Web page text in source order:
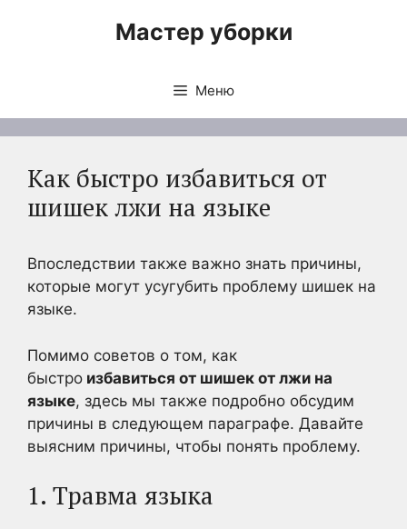
Мастер уборки
Меню
Как быстро избавиться от
шишек лжи на языке
Впоследствии также важно знать причины,
которые могут усугубить проблему шишек на
языке.
Помимо советов о том, как
быстро избавиться от шишек от лжи на
языке, здесь мы также подробно обсудим
причины в следующем параграфе. Давайте
выясним причины, чтобы понять проблему.
1. Травма языка